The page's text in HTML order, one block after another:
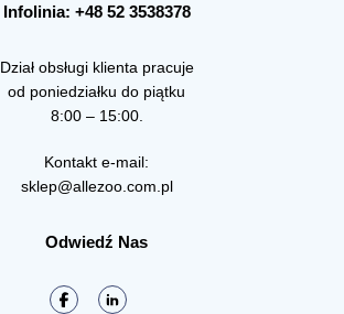
Infolinia: +48 52 3538378
Dział obsługi klienta pracuje
od poniedziałku do piątku
8:00 – 15:00.
Kontakt e-mail:
sklep@allezoo.com.pl
Odwiedź Nas